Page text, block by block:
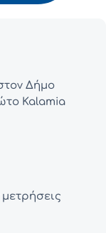
Δήμο
Kalamia